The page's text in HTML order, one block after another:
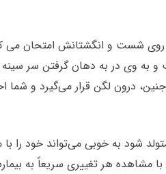
شست و انگشتانش امتحان می
و به وی در به دهان گرفتن سر
جنین، درون لگن قرار می‌گیرد و
متولد شود به خوبی می‌تواند
هر تغییری سریعاً به